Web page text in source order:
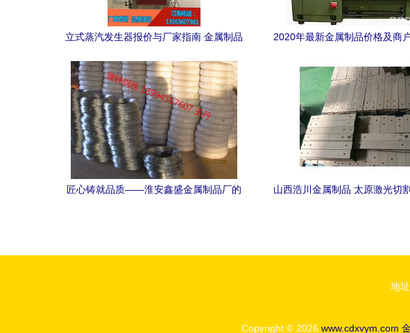
立式蒸汽发生器报价与厂家指南 金属制品
2020年最新金属制品价格及商
匠心铸就品质——淮安鑫盛金属制品厂的
山西浩川金属制品 太原激光切
地
Copyright © 2026 www.cdxvym.com